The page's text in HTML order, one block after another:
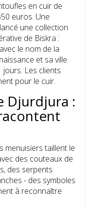
en cuir de
euros. Une
une collection
de Biskra :
le nom de la
et sa ville.
jours. Les clients
pour le cuir.
Djurdjura :
menuisiers taillent le
des couteaux de
des serpents
- des symboles
à reconnaître